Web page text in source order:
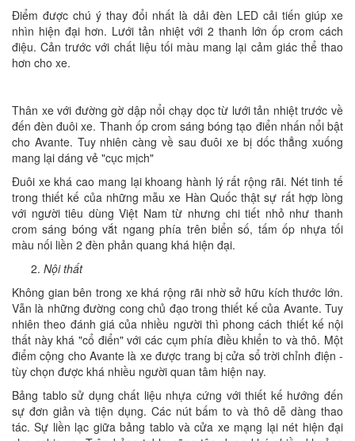
Điểm được chú ý thay đổi nhất là dải đèn LED cải tiến giúp xe
nhìn hiện đại hơn. Lưới tản nhiệt với 2 thanh lớn ốp crom cách
điệu. Cản trước với chất liệu tối màu mang lại cảm giác thể thao
hơn cho xe.
Thân xe với đường gờ dập nổi chạy dọc từ lưới tản nhiệt trước về
đến đèn đuôi xe. Thanh ốp crom sáng bóng tạo điển nhấn nổi bật
cho Avante. Tuy nhiên càng về sau đuôi xe bị dốc thẳng xuống
mang lại dáng vẻ "cục mịch"
Đuôi xe khá cao mang lại khoang hành lý rất rộng rãi. Nét tinh tế
trong thiết kế của những mẫu xe Hàn Quốc thật sự rất hợp lòng
với người tiêu dùng Việt Nam từ nhưng chi tiết nhỏ như thanh
crom sáng bóng vắt ngang phía trên biển số, tấm ốp nhựa tối
màu nối liền 2 đèn phản quang khá hiện đại.
Nội thất
Không gian bên trong xe khá rộng rãi nhờ sở hữu kích thước lớn.
Vẫn là những đường cong chủ đạo trong thiết kế của Avante. Tuy
nhiên theo đánh giá của nhiều người thì phong cách thiết kế nội
thất này khá "cổ điển" với các cụm phía điều khiển to và thô. Một
điểm cộng cho Avante là xe được trang bị cửa sổ trời chỉnh điện -
tùy chọn được khá nhiều người quan tâm hiện nay.
Bảng tablo sử dụng chất liệu nhựa cứng với thiết kế hướng đến
sự đơn giản và tiện dụng. Các nút bấm to và thô dễ dàng thao
tác. Sự liền lạc giữa bảng tablo và cửa xe mạng lại nét hiện đại